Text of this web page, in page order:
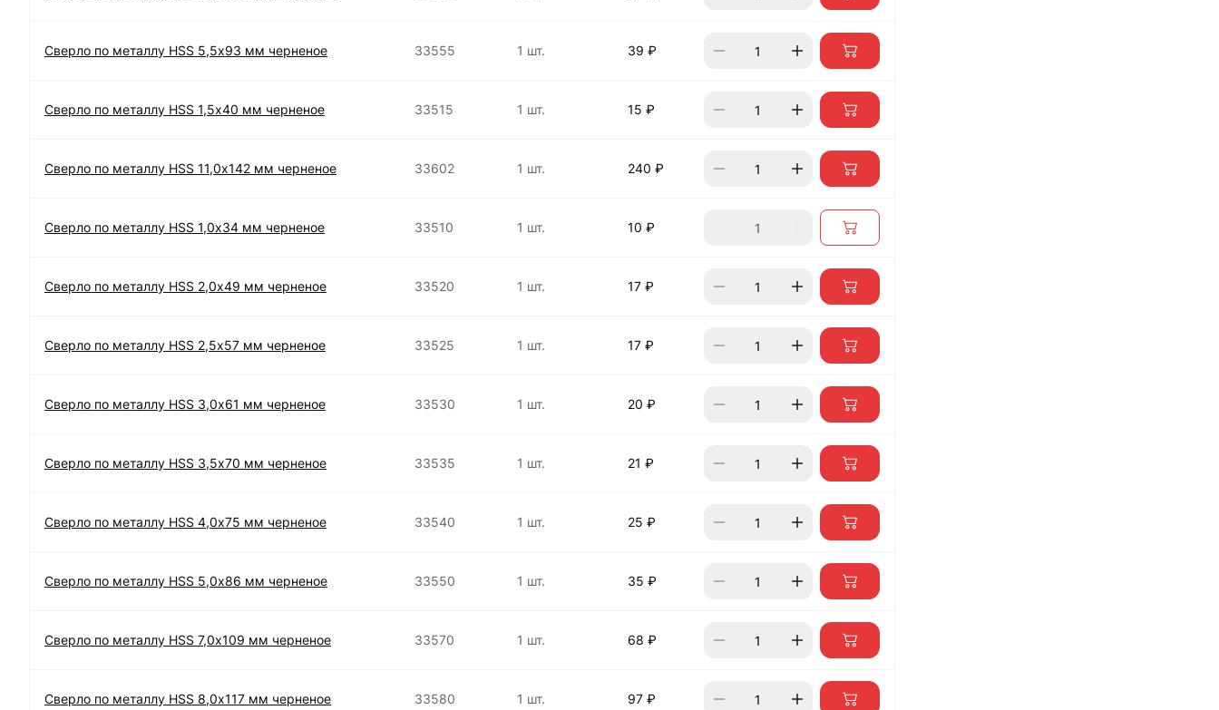
Сверло по металлу HSS 5,5х93 мм черненое 33555 1 шт. 39 ₽
Сверло по металлу HSS 1,5х40 мм черненое 33515 1 шт. 15 ₽
Сверло по металлу HSS 11,0х142 мм черненое 33602 1 шт. 240 ₽
Сверло по металлу HSS 1,0х34 мм черненое 33510 1 шт. 10 ₽
Сверло по металлу HSS 2,0х49 мм черненое 33520 1 шт. 17 ₽
Сверло по металлу HSS 2,5х57 мм черненое 33525 1 шт. 17 ₽
Сверло по металлу HSS 3,0х61 мм черненое 33530 1 шт. 20 ₽
Сверло по металлу HSS 3,5х70 мм черненое 33535 1 шт. 21 ₽
Сверло по металлу HSS 4,0х75 мм черненое 33540 1 шт. 25 ₽
Сверло по металлу HSS 5,0х86 мм черненое 33550 1 шт. 35 ₽
Сверло по металлу HSS 7,0х109 мм черненое 33570 1 шт. 68 ₽
Сверло по металлу HSS 8,0х117 мм черненое 33580 1 шт. 97 ₽